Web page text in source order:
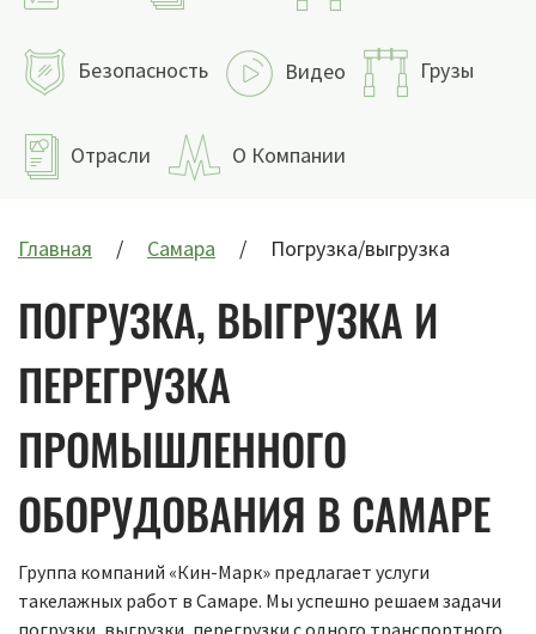
Безопасность Видео Грузы
Отрасли О Компании
Главная Самара Погрузка/выгрузка
ПОГРУЗКА, ВЫГРУЗКА И
ПЕРЕГРУЗКА
ПРОМЫШЛЕННОГО
ОБОРУДОВАНИЯ В САМАРЕ
Группа компаний «Кин-Марк» предлагает услуги
такелажных работ в Самаре. Мы успешно решаем задачи